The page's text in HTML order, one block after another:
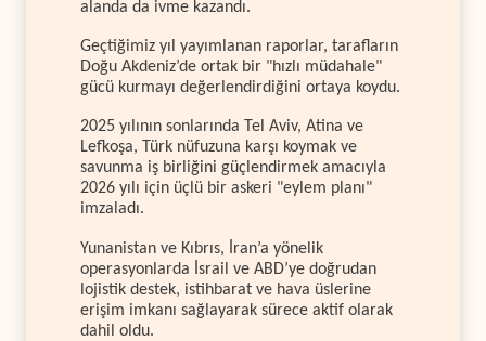
alanda da ivme kazandı.
Geçtiğimiz yıl yayımlanan raporlar, tarafların
Doğu Akdeniz’de ortak bir "hızlı müdahale"
gücü kurmayı değerlendirdiğini ortaya koydu.
2025 yılının sonlarında Tel Aviv, Atina ve
Lefkoşa, Türk nüfuzuna karşı koymak ve
savunma iş birliğini güçlendirmek amacıyla
2026 yılı için üçlü bir askeri "eylem planı"
imzaladı.
Yunanistan ve Kıbrıs, İran’a yönelik
operasyonlarda İsrail ve ABD’ye doğrudan
lojistik destek, istihbarat ve hava üslerine
erişim imkanı sağlayarak sürece aktif olarak
dahil oldu.